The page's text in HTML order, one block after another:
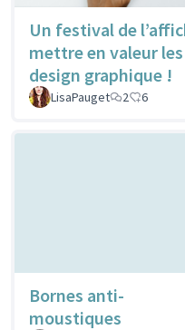
Un festival de
mettre en valeur
design graphique !
LisaPauget 2 6
Bornes anti-
moustiques